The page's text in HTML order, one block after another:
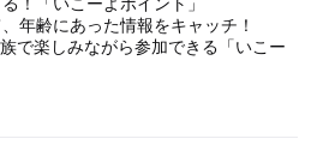
で楽しみながら参加できる「いこー